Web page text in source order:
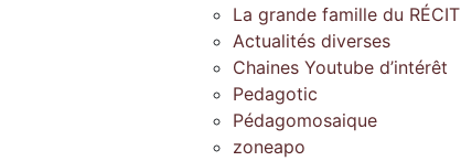
La grande famille du RÉCIT
Actualités diverses
Chaines Youtube d’intérêt
Pedagotic
Pédagomosaique
zoneapo